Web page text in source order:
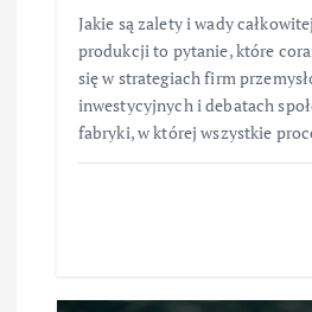
Jakie są zalety i wady
produkcji to pytanie, które
się w strategiach firm
inwestycyjnych i debatach
fabryki, w której wszystkie